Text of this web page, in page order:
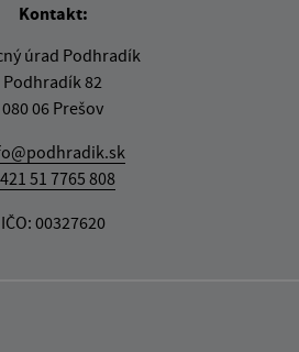
Kontakt:
úrad Podhradík
Podhradík 82
080 06 Prešov
51 7765 808
IČO: 00327620